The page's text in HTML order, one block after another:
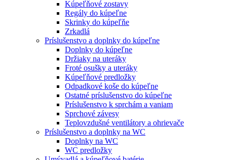
Kúpeľňové zostavy
Regály do kúpeľne
Skrinky do kúpeľňe
Zrkadlá
Príslušenstvo a doplnky do kúpeľne
Doplnky do kúpeľne
Držiaky na uteráky
Froté osušky a uteráky
Kúpeľňové predložky
Odpadkové koše do kúpeľne
Ostatné príslušenstvo do kúpeľne
Príslušenstvo k sprchám a vaniam
Sprchové závesy
Teplovzdušné ventilátory a ohrievače
Príslušenstvo a doplnky na WC
Doplnky na WC
WC predložky